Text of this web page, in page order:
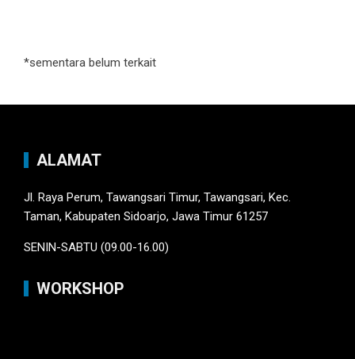
*sementara belum terkait
ALAMAT
Jl. Raya Perum, Tawangsari Timur, Tawangsari, Kec.
Taman, Kabupaten Sidoarjo, Jawa Timur 61257
SENIN-SABTU (09.00-16.00)
WORKSHOP